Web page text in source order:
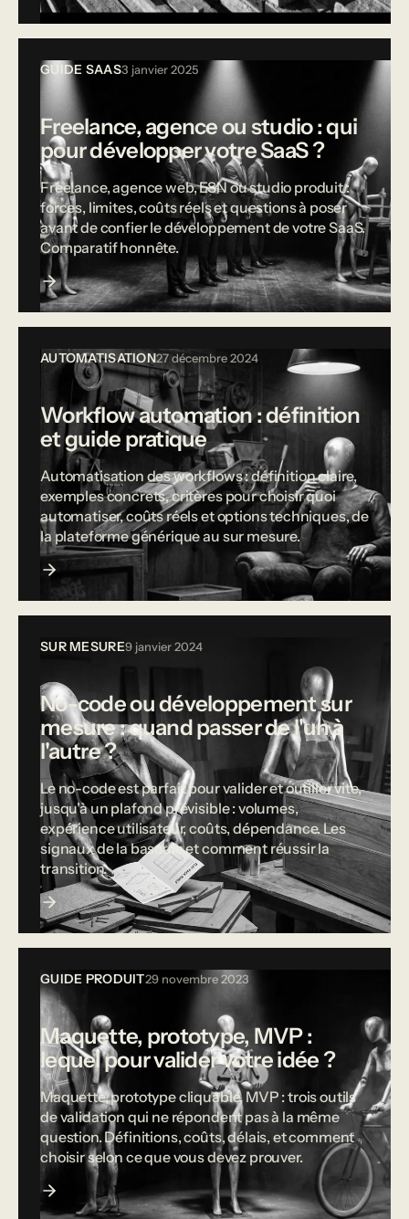
GUIDE SAAS3 janvier 2025
Freelance, agence ou studio : qui
pour développer votre SaaS ?
Freelance, agence web, ESN ou studio produit :
forces, limites, coûts réels et questions à poser
avant de confier le développement de votre SaaS.
Comparatif honnête.
AUTOMATISATION27 décembre 2024
Workflow automation : définition
et guide pratique
Automatisation des workflows : définition claire,
exemples concrets, critères pour choisir quoi
automatiser, coûts réels et options techniques, de
la plateforme générique au sur mesure.
SUR MESURE9 janvier 2024
No-code ou développement sur
mesure : quand passer de l'un à
l'autre ?
Le no-code est parfait pour valider et outiller vite,
jusqu'à un plafond prévisible : volumes,
expérience utilisateur, coûts, dépendance. Les
signaux de la bascule et comment réussir la
transition.
GUIDE PRODUIT29 novembre 2023
Maquette, prototype, MVP :
lequel pour valider votre idée ?
Maquette, prototype cliquable, MVP : trois outils
de validation qui ne répondent pas à la même
question. Définitions, coûts, délais, et comment
choisir selon ce que vous devez prouver.